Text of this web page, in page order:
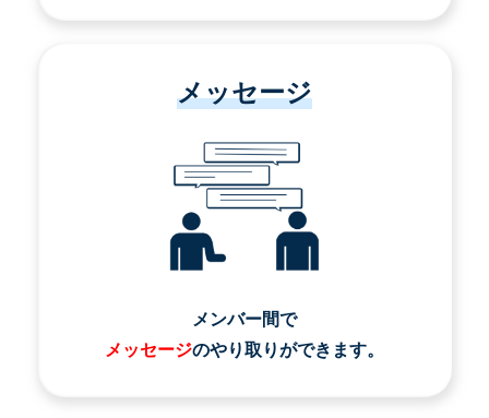
メッセージ
メンバー間で
メッセージのやり取りができます。